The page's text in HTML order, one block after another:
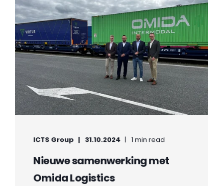
ICTS Group 31.10.2024 1 min read
Nieuwe samenwerking met
Omida Logistics